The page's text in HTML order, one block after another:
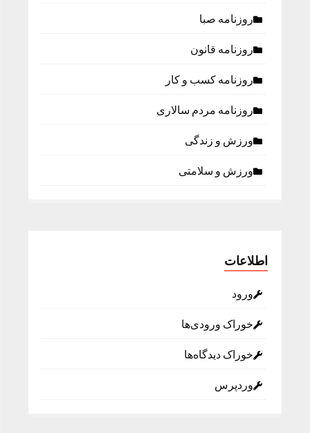
روزنامه صبا
روزنامه قانون
روزنامه كسب و كار
روزنامه مردم سالاری
ورزش و زندگی
ورزش و سلامتی
اطلاعات
ورود
خوراک ورودی‌ها
خوراک دیدگاه‌ها
وردپرس